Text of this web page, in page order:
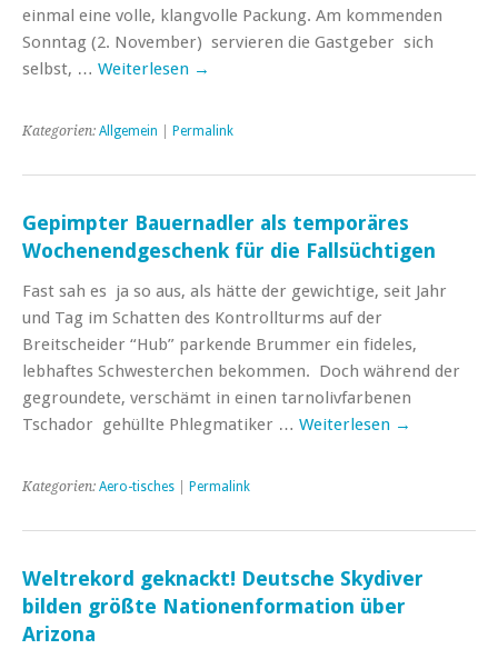
einmal eine volle, klangvolle Packung. Am kommenden
Sonntag (2. November) servieren die Gastgeber sich
selbst, … Weiterlesen →
Kategorien: Allgemein Permalink
Gepimpter Bauernadler als temporäres
Wochenendgeschenk für die Fallsüchtigen
Fast sah es ja so aus, als hätte der gewichtige, seit Jahr
und Tag im Schatten des Kontrollturms auf der
Breitscheider “Hub” parkende Brummer ein fideles,
lebhaftes Schwesterchen bekommen. Doch während der
gegroundete, verschämt in einen tarnolivfarbenen
Tschador gehüllte Phlegmatiker … Weiterlesen →
Kategorien: Aero-tisches Permalink
Weltrekord geknackt! Deutsche Skydiver
bilden größte Nationenformation über
Arizona